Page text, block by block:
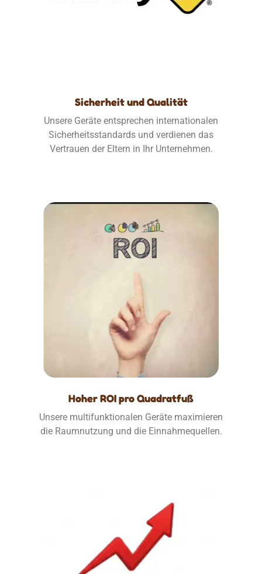
Sicherheit und Qualität
Unsere Geräte entsprechen internationalen
Sicherheitsstandards und verdienen das
Vertrauen der Eltern in Ihr Unternehmen.
Hoher ROI pro Quadratfuß
Unsere multifunktionalen Geräte maximieren
die Raumnutzung und die Einnahmequellen.